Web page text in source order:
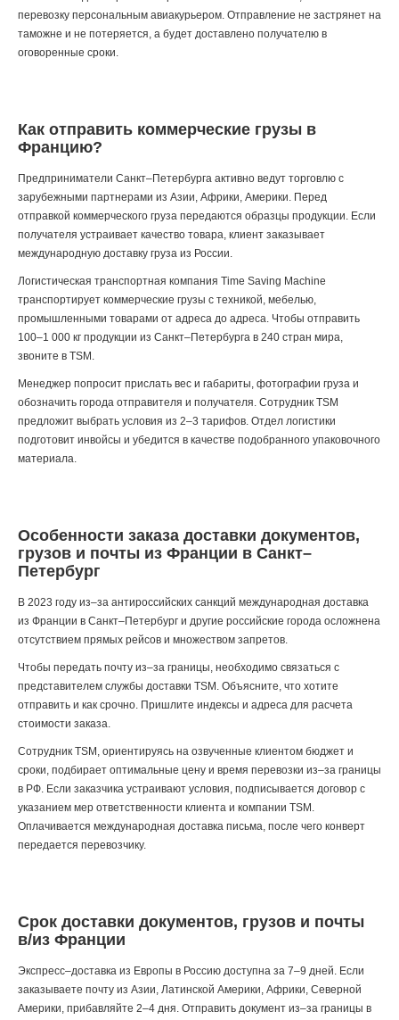
перевозку персональным авиакурьером. Отправление не застрянет на
таможне и не потеряется, а будет доставлено получателю в
оговоренные сроки.
Как отправить коммерческие грузы в
Францию?
Предприниматели Санкт–Петербурга активно ведут торговлю с
зарубежными партнерами из Азии, Африки, Америки. Перед
отправкой коммерческого груза передаются образцы продукции. Если
получателя устраивает качество товара, клиент заказывает
международную доставку груза из России.
Логистическая транспортная компания Time Saving Machine
транспортирует коммерческие грузы с техникой, мебелью,
промышленными товарами от адреса до адреса. Чтобы отправить
100–1 000 кг продукции из Санкт–Петербурга в 240 стран мира,
звоните в TSM.
Менеджер попросит прислать вес и габариты, фотографии груза и
обозначить города отправителя и получателя. Сотрудник TSM
предложит выбрать условия из 2–3 тарифов. Отдел логистики
подготовит инвойсы и убедится в качестве подобранного упаковочного
материала.
Особенности заказа доставки документов,
грузов и почты из Франции в Санкт–
Петербург
В 2023 году из–за антироссийских санкций международная доставка
из Франции в Санкт–Петербург и другие российские города осложнена
отсутствием прямых рейсов и множеством запретов.
Чтобы передать почту из–за границы, необходимо связаться с
представителем службы доставки TSM. Объясните, что хотите
отправить и как срочно. Пришлите индексы и адреса для расчета
стоимости заказа.
Сотрудник TSM, ориентируясь на озвученные клиентом бюджет и
сроки, подбирает оптимальные цену и время перевозки из–за границы
в РФ. Если заказчика устраивают условия, подписывается договор с
указанием мер ответственности клиента и компании TSM.
Оплачивается международная доставка письма, после чего конверт
передается перевозчику.
Срок доставки документов, грузов и почты
в/из Франции
Экспресс–доставка из Европы в Россию доступна за 7–9 дней. Если
заказываете почту из Азии, Латинской Америки, Африки, Северной
Америки, прибавляйте 2–4 дня. Отправить документ из–за границы в